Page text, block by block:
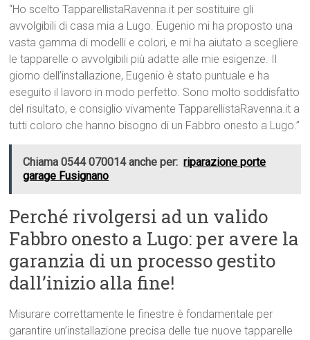
“Ho scelto TapparellistaRavenna.it per sostituire gli
avvolgibili di casa mia a Lugo. Eugenio mi ha proposto una
vasta gamma di modelli e colori, e mi ha aiutato a scegliere
le tapparelle o avvolgibili più adatte alle mie esigenze. Il
giorno dell’installazione, Eugenio è stato puntuale e ha
eseguito il lavoro in modo perfetto. Sono molto soddisfatto
del risultato, e consiglio vivamente TapparellistaRavenna.it a
tutti coloro che hanno bisogno di un Fabbro onesto a Lugo.”
Chiama 0544 070014 anche per: riparazione porte
garage Fusignano
Perché rivolgersi ad un valido
Fabbro onesto a Lugo: per avere la
garanzia di un processo gestito
dall’inizio alla fine!
Misurare correttamente le finestre è fondamentale per
garantire un’installazione precisa delle tue nuove tapparelle